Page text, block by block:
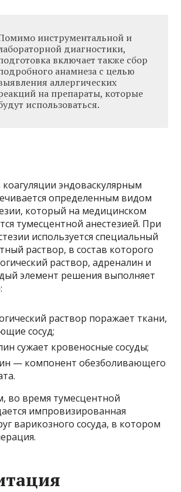
инструментальной и
диагностики,
включает также сбор
анамнеза с целью
аллергических
на препараты, которые
использоваться.
эндоваскулярным
определенным видом
который на медицинском
тумесцентной анестезией. При
используется специальный
раствор, в состав которого
раствор, адреналин и
элемент решения выполняет
раствор поражает ткани,
сосуд;
сужает кровеносные сосуды;
— компонент обезболивающего
во время тумесцентной
импровизированная
варикозного сосуда, в котором